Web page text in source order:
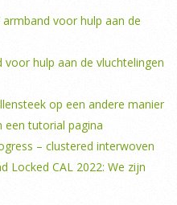
armband voor hulp aan de
voor hulp aan de vluchtelingen
op een andere manier
een tutorial pagina
– clustered interwoven
Locked CAL 2022: We zijn